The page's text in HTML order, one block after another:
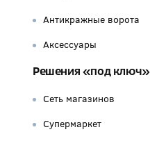
Антикражные ворота
Аксессуары
Решения «под ключ»
Сеть магазинов
Супермаркет
66 200 q
в наличии